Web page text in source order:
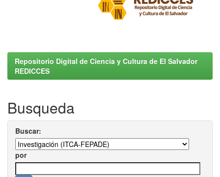
Repositorio Digital de Ciencia y Cultura de El Salvador
REDICCES
Busqueda
Buscar:
por